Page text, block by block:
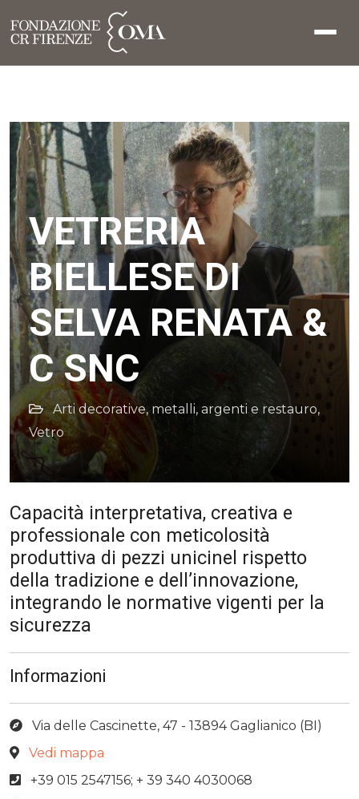
VETRERIA
BIELLESE DI
SELVA RENATA &
C SNC
Arti decorative, metalli, argenti e restauro,
Vetro
Capacità interpretativa, creativa e
professionale con meticolosità
produttiva di pezzi unicinel rispetto
della tradizione e dell’innovazione,
integrando le normative vigenti per la
sicurezza
Informazioni
Via delle Cascinette, 47 - 13894 Gaglianico (BI)
Vedi mappa
+39 015 2547156; + 39 340 4030068